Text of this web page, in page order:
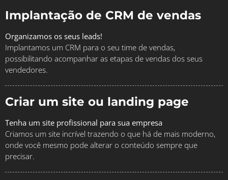
Implantação de CRM de vendas
Organizamos os seus leads!
Implantamos um CRM para o seu time de vendas,
possibilitando acompanhar as etapas de vendas dos seus
vendedores.
Criar um site ou landing page
Tenha um site profissional para sua empresa
Criamos um site incrível trazendo o que há de mais moderno,
onde você mesmo pode alterar o conteúdo sempre que
precisar.